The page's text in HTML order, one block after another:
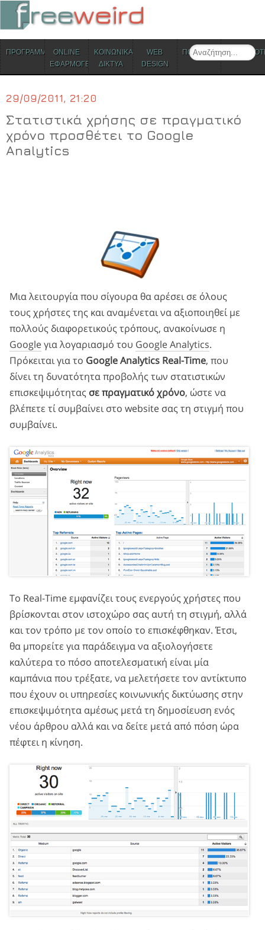
Search
Skip to content
ΠΡΟΓΡΑΜΜΑΤΑONLINE
ΕΦΑΡΜΟΓΕΣ
ΚΟΙΝΩΝΙΚΑ
ΔΙΚΤΥΑ
WEB
DESIGN
ΠΟΛΙΤΙΣΜΟΣ
29/09/2011, 21:20
Στατιστικά χρήσης σε πραγματικό
χρόνο προσθέτει το Google
Analytics
Μια λειτουργία που σίγουρα θα αρέσει σε όλους
τους χρήστες της και αναμένεται να αξιοποιηθεί με
πολλούς διαφορετικούς τρόπους, ανακοίνωσε η
Googleγια λογαριασμό του Google Analytics.
Πρόκειται για το Google Analytics Real-Time, που
δίνει τη δυνατότητα προβολής των στατιστικών
επισκεψιμότητας σε πραγματικό χρόνο, ώστε να
βλέπετε τί συμβαίνει στο website σας τη στιγμή που
συμβαίνει.
Το Real-Time εμφανίζει τους ενεργούς χρήστες που
βρίσκονται στον ιστοχώρο σας αυτή τη στιγμή, αλλά
και τον τρόπο με τον οποίο το επισκέφθηκαν. Έτσι,
θα μπορείτε για παράδειγμα να αξιολογήσετε
καλύτερα το πόσο αποτελεσματική είναι μία
καμπάνια που τρέξατε, να μελετήσετε τον αντίκτυπο
που έχουν οι υπηρεσίες κοινωνικής δικτύωσης στην
επισκεψιμότητα αμέσως μετά τη δημοσίευση ενός
νέου άρθρου αλλά και να δείτε μετά από πόση ώρα
πέφτει η κίνηση.